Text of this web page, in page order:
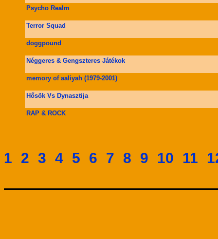
Psycho Realm
Terror Squad
doggpound
Néggeres & Gengszteres Játékok
memory of aaliyah (1979-2001)
Hősök Vs Dynasztija
RAP & ROCK
1 2 3 4 5 6 7 8 9 10 11